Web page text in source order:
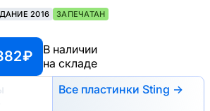
2016 ЗАПЕЧАТАН
₽
В наличии
на складе
Все пластинки Sting →